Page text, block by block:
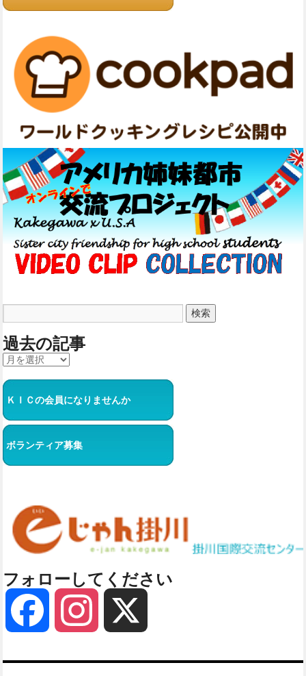
過去の記事
ＫＩＣの会員になりませんか
ボランティア募集
フォローしてください
Facebook Instagram